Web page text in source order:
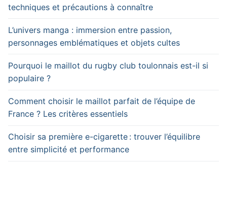
techniques et précautions à connaître
L’univers manga : immersion entre passion,
personnages emblématiques et objets cultes
Pourquoi le maillot du rugby club toulonnais est-il si
populaire ?
Comment choisir le maillot parfait de l’équipe de
France ? Les critères essentiels
Choisir sa première e-cigarette : trouver l’équilibre
entre simplicité et performance